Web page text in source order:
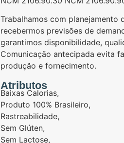
Trabalhamos com
recebermos previsões de
garantimos disponibilidade,
Comunicação antecipada evita
produção e fornecimento.
Atributos
Baixas Calorias,
Produto 100% Brasileiro,
Rastreabilidade,
Sem Glúten,
Sem Lactose,